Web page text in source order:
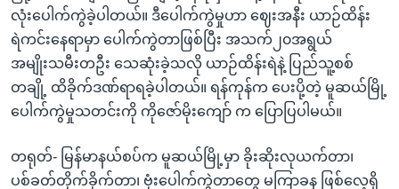
လုံးပေါက်ကွဲခဲ့ပါတယ်။ ဒီပေါက်ကွဲမှုဟာ ဈေးအနီး ယာဉ်ထိန်း
ရဲကင်းနေရာမှာ ပေါက်ကွဲတာဖြစ်ပြီး အသက်၂၀အရွယ်
အမျိုးသမီးတဦး သေဆုံးခဲ့သလို ယာဉ်ထိန်းရဲနဲ့ ပြည်သူ့စစ်
တချို့ ထိခိုက်ဒဏ်ရာရခဲ့ပါတယ်။ ရန်ကုန်က ပေးပို့တဲ့ မူဆယ်မြို့
ပေါက်ကွဲမှုသတင်းကို ကိုဇော်မိုးကျော် က ပြောပြပါမယ်။
တရုတ်- မြန်မာနယ်စပ်က မူဆယ်မြို့မှာ ခိုးဆိုးလုယက်တာ၊
ပစ်ခတ်တိုက်ခိုက်တာ၊ ဗုံးပေါက်ကွဲတာတွေ မကြာခန ဖြစ်လေ့ရှိ